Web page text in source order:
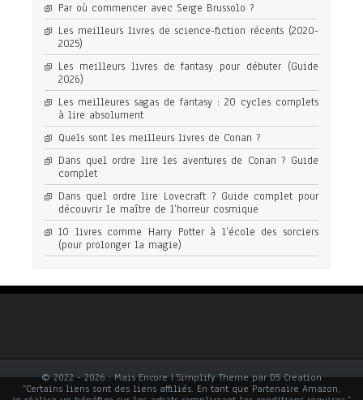
Par où commencer avec Serge Brussolo ?
Les meilleurs livres de science-fiction récents (2020-
2025)
Les meilleurs livres de fantasy pour débuter (Guide
2026)
Les meilleures sagas de fantasy : 20 cycles complets
à lire absolument
Quels sont les meilleurs livres de Conan ?
Dans quel ordre lire les aventures de Conan ? Guide
complet
Dans quel ordre lire Lovecraft ? Guide complet pour
découvrir le maître de l’horreur cosmique
10 livres comme Harry Potter à l’école des sorciers
(pour prolonger la magie)
© 2022 - 2026 : Mais Encore | Simplify Theme par D5 Creation
“Certains liens sont des liens affiliés. En tant que Partenaire Amazon,